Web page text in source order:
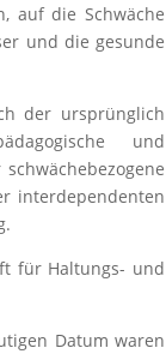
auf die Schwäche
und die gesunde
der ursprünglich
und
interdependenten
für Haltungs- und
Datum waren